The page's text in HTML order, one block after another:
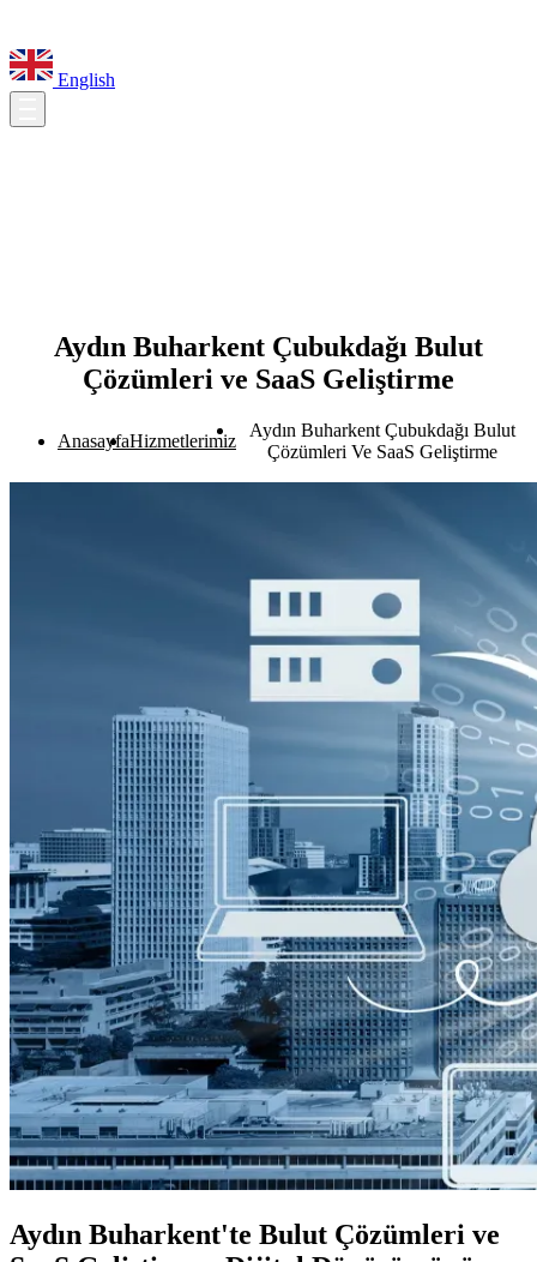
English
Aydın Buharkent Çubukdağı Bulut
Çözümleri ve SaaS Geliştirme
AnasayfaHizmetlerimiz
Aydın Buharkent Çubukdağı Bulut
Çözümleri Ve SaaS Geliştirme
Aydın Buharkent'te Bulut Çözümleri ve